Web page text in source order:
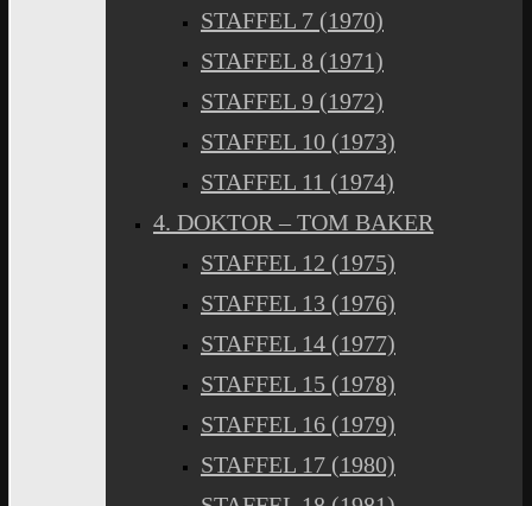
STAFFEL 7 (1970)
STAFFEL 8 (1971)
STAFFEL 9 (1972)
STAFFEL 10 (1973)
STAFFEL 11 (1974)
4. DOKTOR – TOM BAKER
STAFFEL 12 (1975)
STAFFEL 13 (1976)
STAFFEL 14 (1977)
STAFFEL 15 (1978)
STAFFEL 16 (1979)
STAFFEL 17 (1980)